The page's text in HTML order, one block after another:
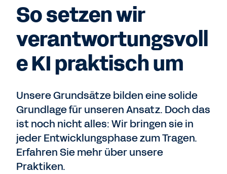
So setzen wir
verantwortungsvoll
e KI praktisch um
Unsere Grundsätze bilden eine solide
Grundlage für unseren Ansatz. Doch das
ist noch nicht alles: Wir bringen sie in
jeder Entwicklungsphase zum Tragen.
Erfahren Sie mehr über unsere
Praktiken.